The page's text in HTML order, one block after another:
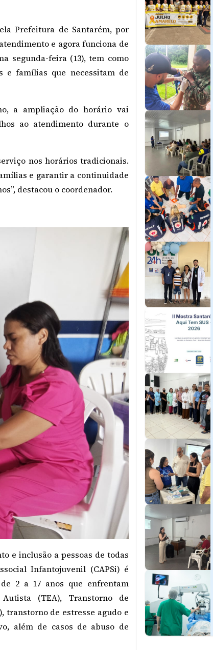
Prefeitura de Santarém, por
e agora funciona de
segunda-feira (13), tem como
e famílias que necessitam de
a ampliação do horário vai
ao atendimento durante o
nos horários tradicionais.
e garantir a continuidade
destacou o coordenador.
e inclusão a pessoas de todas
Infantojuvenil (CAPSi) é
2 a 17 anos que enfrentam
(TEA), Transtorno de
transtorno de estresse agudo e
além de casos de abuso de